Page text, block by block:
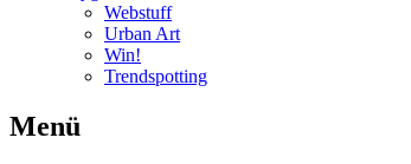
Webstuff
Urban Art
Win!
Trendspotting
Menü